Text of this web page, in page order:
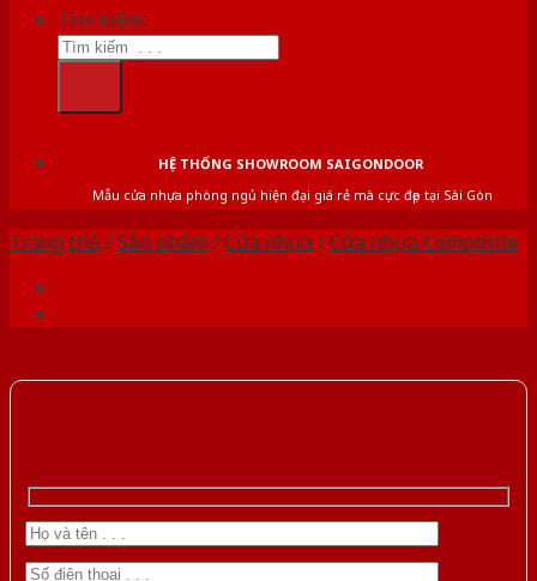
Tìm kiếm:
HỆ THỐNG SHOWROOM SAIGONDOOR
Mẫu cửa nhựa phòng ngủ hiện đại giá rẻ mà cực đẹp tại Sài Gòn
Trang chủ /Sản phẩm /Cửa nhựa /Cửa nhựa Composite